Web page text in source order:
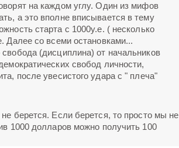
на каждом углу. Один из мифов
а это вполне вписывается в тему
старта с 1000у.е. ( несколько
Далее со всеми остановками...
(дисциплина) от начальников
свобод личности,
после увесистого удара с " плеча"
берется. Если берется, то просто мы не
1000 долларов можно получить 100